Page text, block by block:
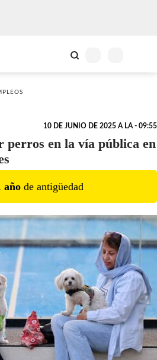
10 DE JUNIO DE 2025 A LA - 09:55
perros en la vía pública en
año de antigüedad